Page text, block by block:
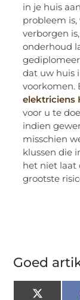
in je huis
probleem
verborgen
onderhoud
dat uw huis
voorkomen.
elektriciens
voor u te
indien
misschien
klussen die
het niet laat
grootste
Goed